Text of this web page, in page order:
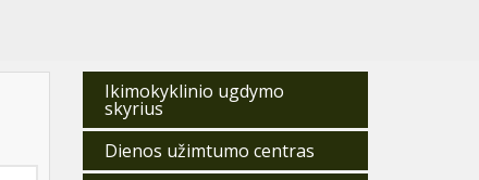
Ikimokyklinio ugdymo
skyrius
Dienos užimtumo centras